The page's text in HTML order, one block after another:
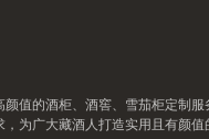
值的酒柜、酒窖、雪茄柜定制
为广大藏酒人打造实用且有颜值